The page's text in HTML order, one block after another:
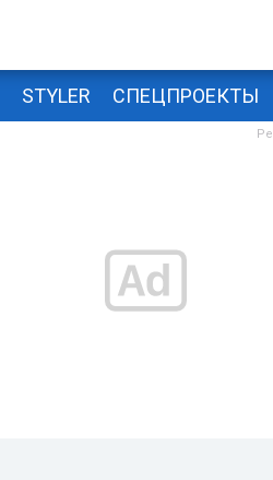
STYLER СПЕЦПРОЕКТЫ